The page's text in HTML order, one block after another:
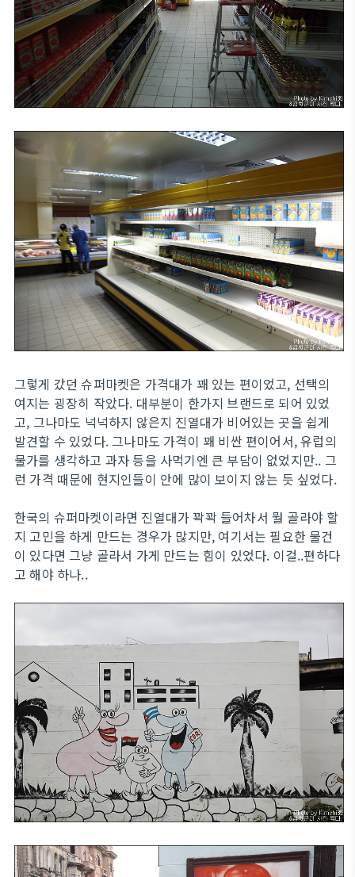
그렇게 갔던 슈퍼마켓은 가격대가 꽤 있는 편이었고, 선택의
여지는 굉장히 작았다. 대부분이 한가지 브랜드로 되어 있었
고, 그나마도 넉넉하지 않은지 진열대가 비어있는 곳을 쉽게
발견할 수 있었다. 그나마도 가격이 꽤 비싼 편이어서, 유럽의
물가를 생각하고 과자 등을 사먹기엔 큰 부담이 없었지만.. 그
런 가격 때문에 현지인들이 안에 많이 보이지 않는 듯 싶었다.
한국의 슈퍼마켓이라면 진열대가 꽉꽉 들어차서 뭘 골라야 할
지 고민을 하게 만드는 경우가 많지만, 여기서는 필요한 물건
이 있다면 그냥 골라서 가게 만드는 힘이 있었다. 이걸..편하다
고 해야 하나..